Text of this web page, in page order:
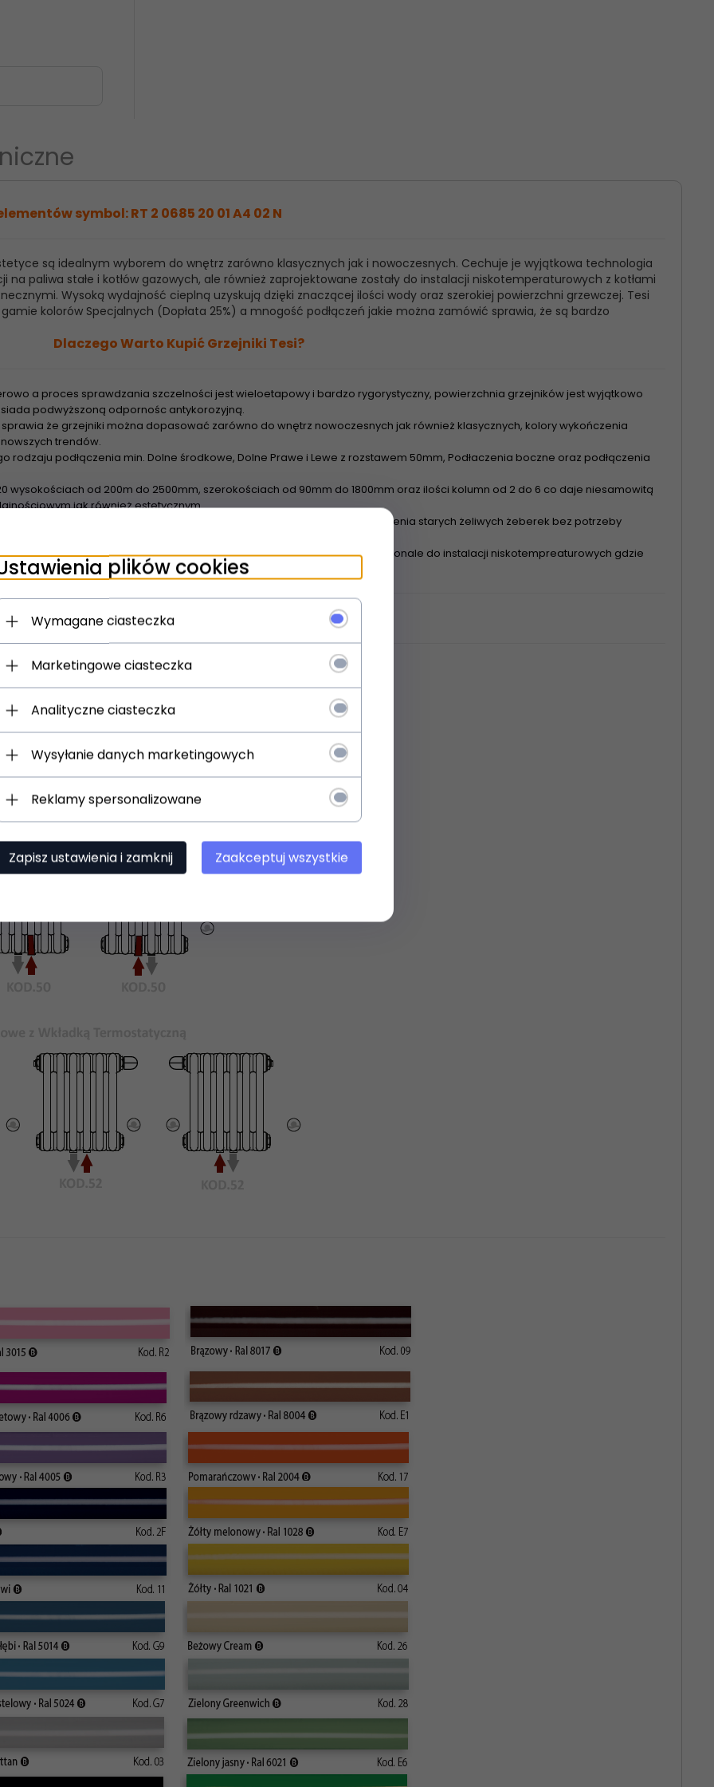
symbol: RT 2 0685 20 01 A4 02 N
są idealnym wyborem do wnętrz zarówno klasycznych jak i nowoczesnych. Cechuje je wyjątkowa technologia
na paliwa stałe i kotłów gazowych, ale również zaprojektowane zostały do instalacji niskotemperaturowych z kotłami
Wysoką wydajność cieplną uzyskują dzięki znaczącej ilości wody oraz szerokiej powierzchni grzewczej. Tesi
kolorów Specjalnych (Dopłata 25%) a mnogość podłączeń jakie można zamówić sprawia, że są bardzo
Dlaczego Warto Kupić Grzejniki Tesi?
a proces sprawdzania szczelności jest wieloetapowy i bardzo rygorystyczny, powierzchnia grzejników jest wyjątkowo
podwyższoną odpornośc antykorozyjną.
że grzejniki można dopasować zarówno do wnętrz nowoczesnych jak również klasycznych, kolory wykończenia
trendów.
podłączenia min. Dolne środkowe, Dolne Prawe i Lewe z rozstawem 50mm, Podłaczenia boczne oraz podłączenia
wysokościach od 200m do 2500mm, szerokościach od 90mm do 1800mm oraz ilości kolumn od 2 do 6 co daje niesamowitą
jak również estetycznym
grzejników z rozstawem bocznym 500m Tesi nadają się do zastąpienia starych żeliwych żeberek bez potrzeby
- Dzięki szerokiej powierzchni grzewczej grzejniki nadaja się doskonale do instalacji niskotempreaturowych gdzie
z pompami ciepła oraz kolektorami słonecznymi
plików cookies
Wymagane ciasteczka
Marketingowe ciasteczka
Analityczne ciasteczka
Wysyłanie danych marketingowych
Reklamy spersonalizowane
Zapisz ustawienia i zamknij Zaakceptuj wszystkie